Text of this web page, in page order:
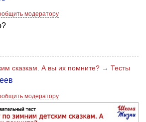
модератору
сказкам. А вы их помните? → Тесты
модератору